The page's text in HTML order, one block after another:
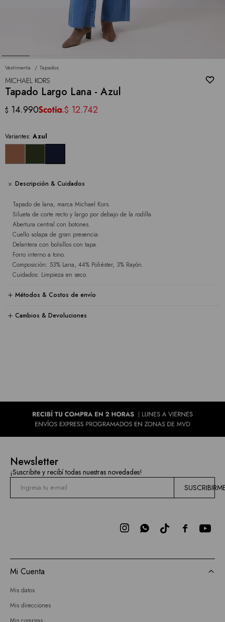
Vestimenta Tapados
MICHAEL KORS
Tapado Largo Lana - Azul
$ 14.990 $ 12.742
Variantes: Azul
Descripción & Cuidados
Tapado de lana, marca Michael Kors.
Silueta de corte recto y largo por debajo de la rodilla.
Abertura central con botones.
Cuello solapa de gran presencia.
Delantera con bolsillos con tapa.
Forro interno a tono.
Composición: 53% Lana, 44% Poliéster, 3% Rayón.
Cuidados: Limpieza en seco.
Métodos & Costos de envío
Cambios & Devoluciones
Newsletter
¡Suscribite y recibí todas nuestras novedades!

 
Mi Cuenta
Mis datos
Mis direcciones